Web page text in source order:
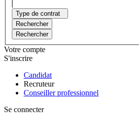
Type de contrat
Rechercher
Rechercher
Votre compte
S'inscrire
Candidat
Recruteur
Conseiller professionnel
Se connecter